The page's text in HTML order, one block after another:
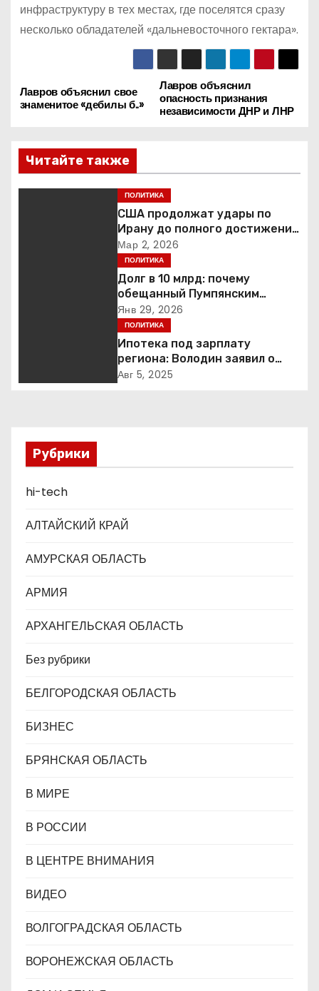
инфраструктуру в тех местах, где поселятся сразу
несколько обладателей «дальневосточного гектара».
Н
в
и
п
м
Лавров объяснил
опасность признания
независимости ДНР и ЛНР
Лавров объяснил свое
знаменитое «дебилы б..»
Читайте также
ПОЛИТИКА
США продолжат удары по
Ирану до полного достижения
целей — Трамп
Мар 2, 2026
ПОЛИТИКА
Долг в 10 млрд: почему
обещанный Пумпянским
научный центр в
Екатеринбурге так и не
построен
Янв 29, 2026
ПОЛИТИКА
Ипотека под зарплату
региона: Володин заявил о
планах дифференцировать
Авг 5, 2025
Рубрики
hi-tech
АЛТАЙСКИЙ КРАЙ
АМУРСКАЯ ОБЛАСТЬ
АРМИЯ
АРХАНГЕЛЬСКАЯ ОБЛАСТЬ
Без рубрики
БЕЛГОРОДСКАЯ ОБЛАСТЬ
БИЗНЕС
БРЯНСКАЯ ОБЛАСТЬ
В МИРЕ
В РОССИИ
В ЦЕНТРЕ ВНИМАНИЯ
ВИДЕО
ВОЛГОГРАДСКАЯ ОБЛАСТЬ
ВОРОНЕЖСКАЯ ОБЛАСТЬ